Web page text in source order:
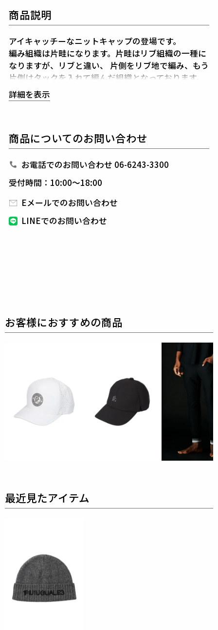
商品説明
アイキャッチーなニットキャップの登場です。
編み組織は片畦になります。片畦はリブ組織の一種に
なりますが、リブと違い、 片側をリブ地で編み、もう
片側はタックを入れて編んだ組織となっております。
片側にタックを入れる事で通常のリブと比べて、厚み
が出て、しっかりとした編地となり、
パッチワークして縫い付けています。
素材
SUPER FINE MERINO WOOL
メリノウール100％を使用した素材です。
ルの毛は細長く、非常に滑らかで、吸い付くような肌
詳細を表示
商品についてのお問い合わせ
お電話でのお問い合わせ 06-6243-3300
受付時間：10:00～18:00
Eメールでのお問い合わせ
LINEでのお問い合わせ